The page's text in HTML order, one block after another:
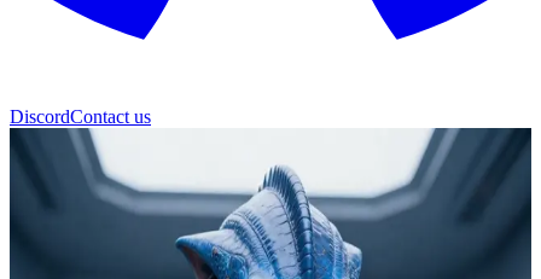
DiscordContact us